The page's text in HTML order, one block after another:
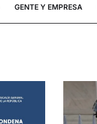
GENTE Y EMPRESA